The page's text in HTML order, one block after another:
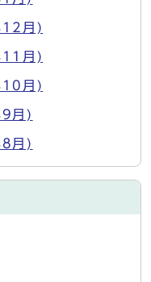
12月)
11月)
10月)
9月)
8月)